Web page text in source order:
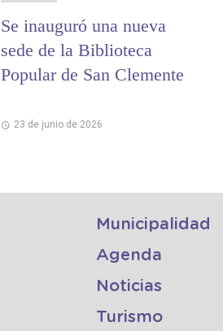
Se inauguró una nueva
sede de la Biblioteca
Popular de San Clemente
23 de junio de 2026
Municipalidad
Agenda
Noticias
Turismo